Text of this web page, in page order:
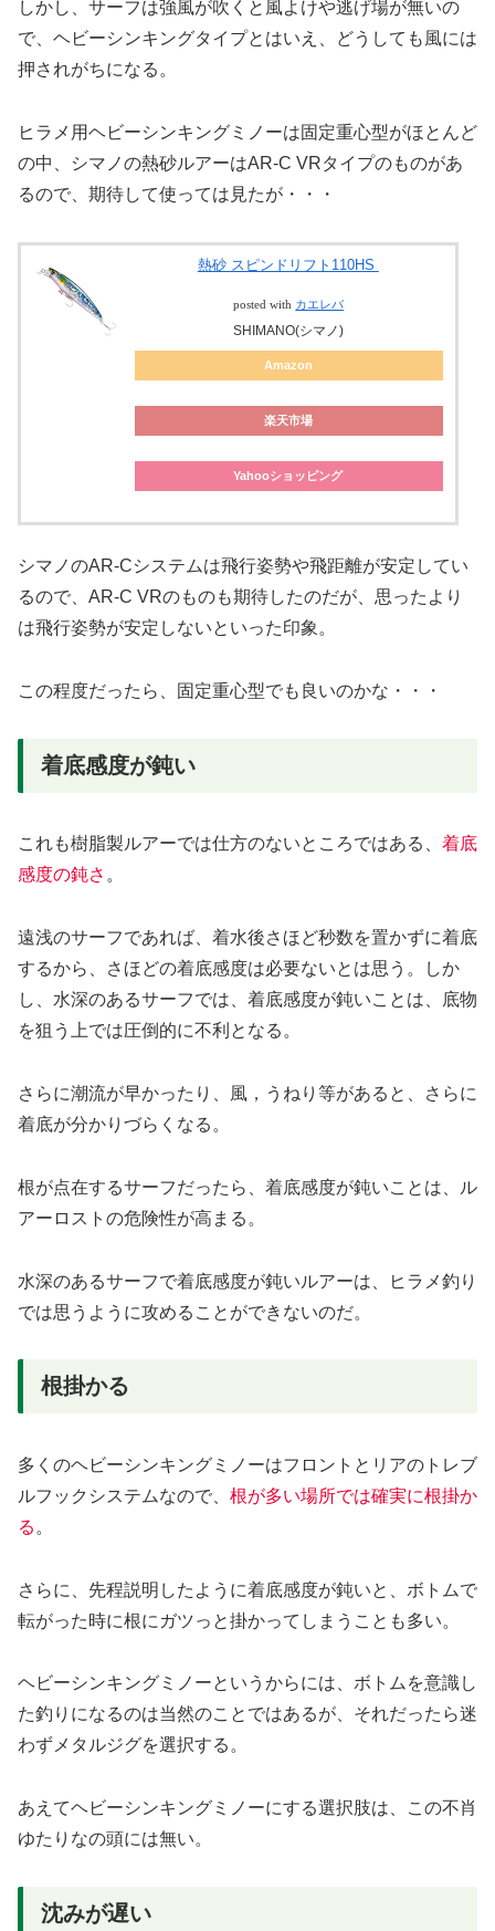
しかし、サーフは強風が吹くと風よけや逃げ場が無いの
で、ヘビーシンキングタイプとはいえ、どうしても風には
押されがちになる。
ヒラメ用ヘビーシンキングミノーは固定重心型がほとんど
の中、シマノの熱砂ルアーはAR-C VRタイプのものがあ
るので、期待して使っては見たが・・・
熱砂 スピンドリフト110HS
posted with カエレバ
SHIMANO(シマノ)
Amazon
楽天市場
Yahooショッピング
シマノのAR-Cシステムは飛行姿勢や飛距離が安定してい
るので、AR-C VRのものも期待したのだが、思ったより
は飛行姿勢が安定しないといった印象。
この程度だったら、固定重心型でも良いのかな・・・
着底感度が鈍い
これも樹脂製ルアーでは仕方のないところではある、 着底
感度の鈍さ 。
遠浅のサーフであれば、着水後さほど秒数を置かずに着底
するから、さほどの着底感度は必要ないとは思う。しか
し、水深のあるサーフでは、着底感度が鈍いことは、底物
を狙う上では圧倒的に不利となる。
さらに潮流が早かったり、風，うねり等があると、さらに
着底が分かりづらくなる。
根が点在するサーフだったら、着底感度が鈍いことは、ル
アーロストの危険性が高まる。
水深のあるサーフで着底感度が鈍いルアーは、ヒラメ釣り
では思うように攻めることができないのだ。
根掛かる
多くのヘビーシンキングミノーはフロントとリアのトレブ
ルフックシステムなので、 根が多い場所では確実に根掛か
る 。
さらに、先程説明したように着底感度が鈍いと、ボトムで
転がった時に根にガツっと掛かってしまうことも多い。
ヘビーシンキングミノーというからには、ボトムを意識し
た釣りになるのは当然のことではあるが、それだったら迷
わずメタルジグを選択する。
あえてヘビーシンキングミノーにする選択肢は、この不肖
ゆたりなの頭には無い。
沈みが遅い